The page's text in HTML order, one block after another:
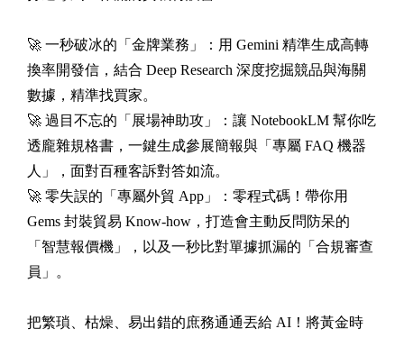
🚀 一秒破冰的「金牌業務」：用 Gemini 精準生成高轉
換率開發信，結合 Deep Research 深度挖掘競品與海關
數據，精準找買家。
🚀 過目不忘的「展場神助攻」：讓 NotebookLM 幫你吃
透龐雜規格書，一鍵生成參展簡報與「專屬 FAQ 機器
人」，面對百種客訴對答如流。
🚀 零失誤的「專屬外貿 App」：零程式碼！帶你用
Gems 封裝貿易 Know-how，打造會主動反問防呆的
「智慧報價機」，以及一秒比對單據抓漏的「合規審查
員」。
把繁瑣、枯燥、易出錯的庶務通通丟給 AI！將黃金時